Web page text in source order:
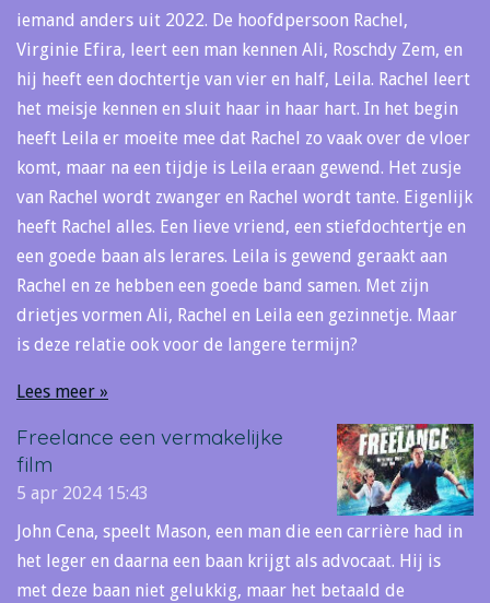
iemand anders uit 2022. De hoofdpersoon Rachel,
Virginie Efira, leert een man kennen Ali, Roschdy Zem, en
hij heeft een dochtertje van vier en half, Leila. Rachel leert
het meisje kennen en sluit haar in haar hart. In het begin
heeft Leila er moeite mee dat Rachel zo vaak over de vloer
komt, maar na een tijdje is Leila eraan gewend. Het zusje
van Rachel wordt zwanger en Rachel wordt tante. Eigenlijk
heeft Rachel alles. Een lieve vriend, een stiefdochtertje en
een goede baan als lerares. Leila is gewend geraakt aan
Rachel en ze hebben een goede band samen. Met zijn
drietjes vormen Ali, Rachel en Leila een gezinnetje. Maar
is deze relatie ook voor de langere termijn?
Lees meer »
Freelance een vermakelijke
film
5 apr 2024 15:43
John Cena, speelt Mason, een man die een carrière had in
het leger en daarna een baan krijgt als advocaat. Hij is
met deze baan niet gelukkig, maar het betaald de